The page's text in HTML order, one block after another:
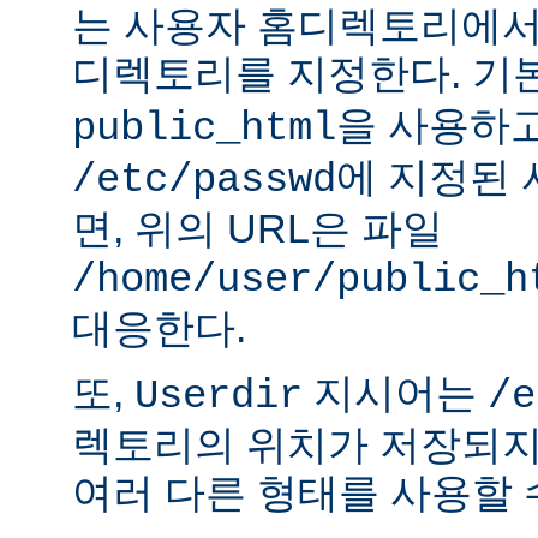
는 사용자 홈디렉토리에
디렉토리를 지정한다. 기
public_html을 사용하
/etc/passwd에 지정된
면, 위의 URL은 파일
/home/user/
대응한다.
또, Userdir 지시어는 /
렉토리의 위치가 저장되
여러 다른 형태를 사용할